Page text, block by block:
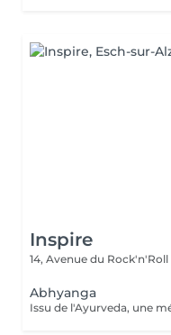
Inspire
14, Avenue du Rock'n'Roll
Abhyanga